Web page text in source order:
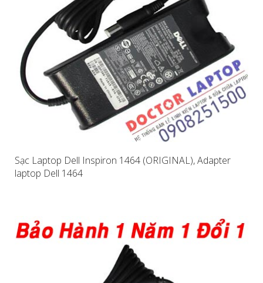
Sạc Laptop Dell Inspiron 1464 (ORIGINAL), Adapter
laptop Dell 1464